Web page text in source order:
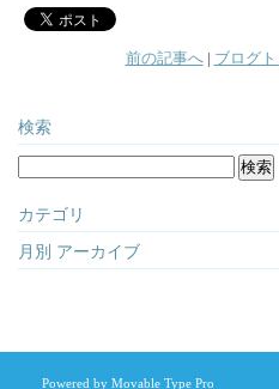
前の記事へ| ブログ
検索
カテゴリ
月別 アーカイブ
Powered by Movable Type Pro